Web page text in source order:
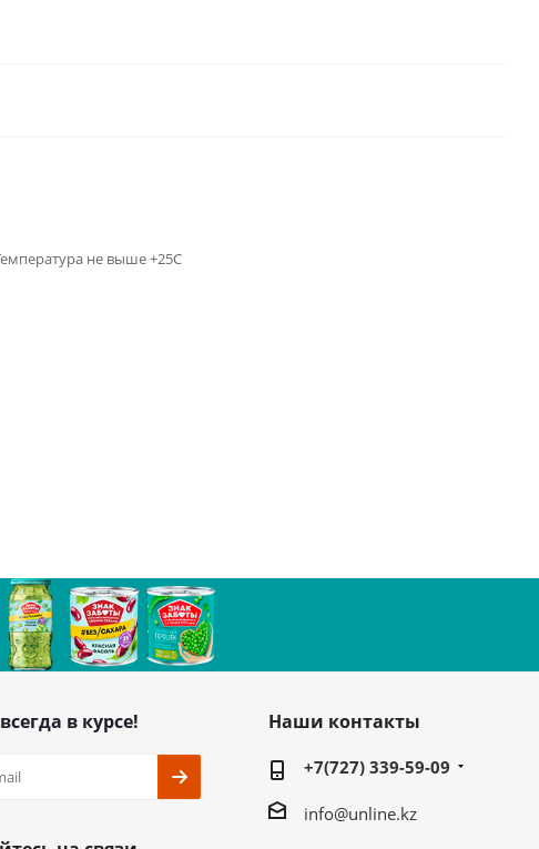
не выше +25С
в курсе! Наши контакты
+7(727) 339-59-09
info@unline.kz